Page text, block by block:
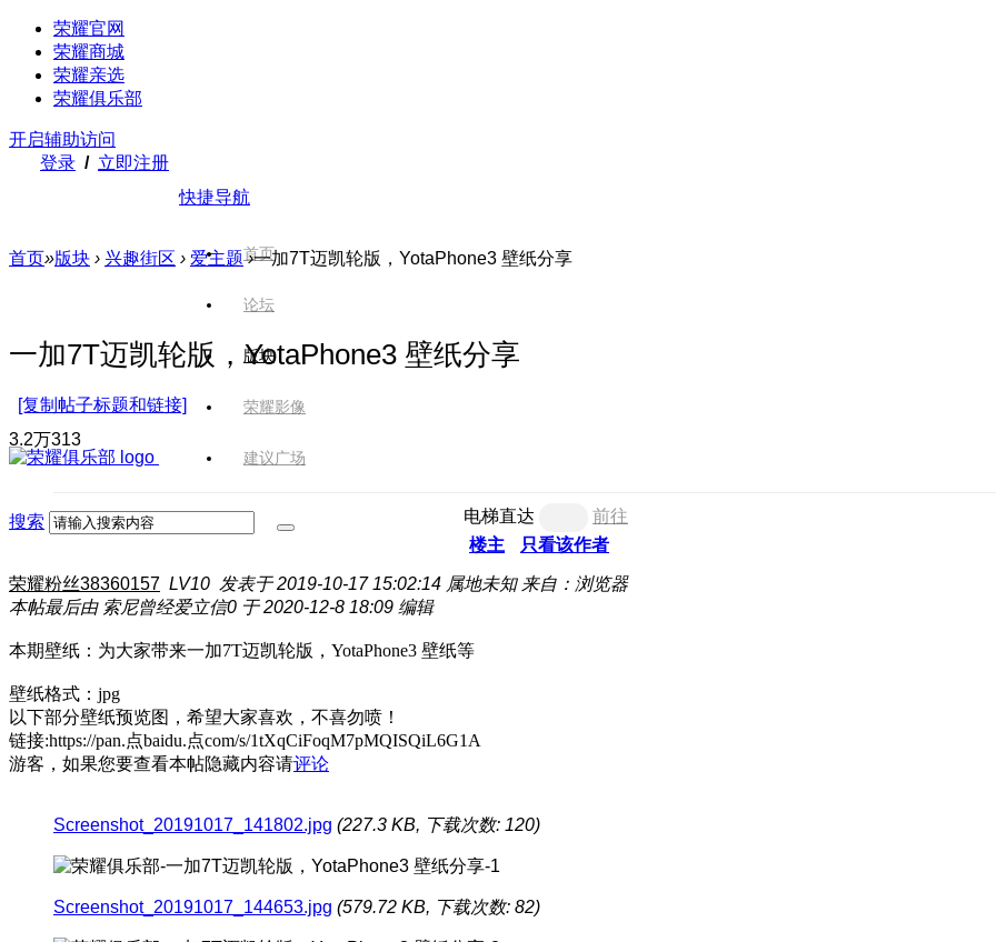
荣耀官网
荣耀商城
荣耀亲选
荣耀俱乐部
开启辅助访问
登录 / 立即注册
快捷导航
首页
论坛
版块
荣耀影像
建议广场
搜索
首页»版块 › 兴趣街区 › 爱主题 ›一加7T迈凯轮版，YotaPhone3 壁纸分享
一加7T迈凯轮版，YotaPhone3 壁纸分享
[复制帖子标题和链接]
3.2万313
电梯直达
前往
楼主
只看该作者
荣耀粉丝38360157 LV10 发表于 2019-10-17 15:02:14 属地未知 来自：浏览器
本帖最后由 索尼曾经爱立信0 于 2020-12-8 18:09 编辑
本期壁纸：为大家带来一加7T迈凯轮版，YotaPhone3 壁纸等
壁纸格式：jpg
以下部分壁纸预览图，希望大家喜欢，不喜勿喷！
链接:https://pan.点baidu.点com/s/1tXqCiFoqM7pMQISQiL6G1A
游客，如果您要查看本帖隐藏内容请评论
Screenshot_20191017_141802.jpg (227.3 KB, 下载次数: 120)
Screenshot_20191017_144653.jpg (579.72 KB, 下载次数: 82)